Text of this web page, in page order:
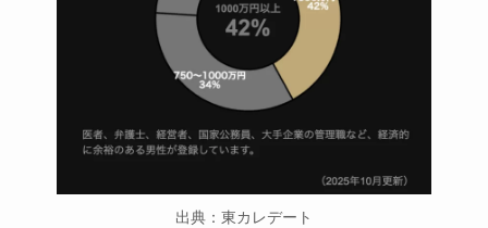
出典：東カレデート